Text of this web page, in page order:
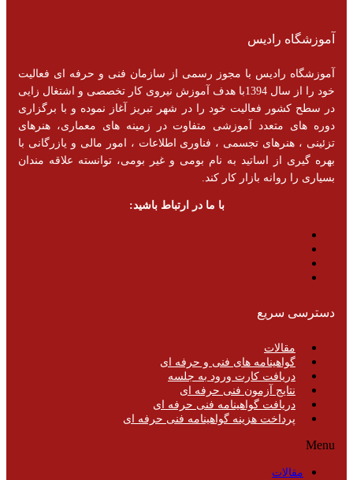
آموزشگاه رادیس
آموزشگاه رادیس با مجوز رسمی از سازمان فنی و حرفه ای فعالیت
خود را از سال 1394با هدف آموزش نیروی کار تخصصی و اشتغال زایی
در سطح کشور فعالیت خود را در شهر تبریز آغاز نموده و با برگزاری
دوره های متعدد آموزشی متفاوت در زمینه های معماری، هنرهای
تزئینی ، هنرهای تجسمی ، فناوری اطلاعات ، امور مالی و یازرگانی با
بهره گیری از اساتید به نام بومی و غیر بومی، توانسته علاقه مندان
بسیاری را روانه بازار کار کند.
با ما در ارتباط باشید:
دسترسی سریع
مقالات
گواهینامه های فنی و حرفه ای
دریافت کارت ورود به جلسه
نتایج آزمون فنی حرفه ای
دریافت گواهینامه فنی حرفه ای
پرداخت هزینه گواهینامه فنی حرفه ای
Menu
مقالات